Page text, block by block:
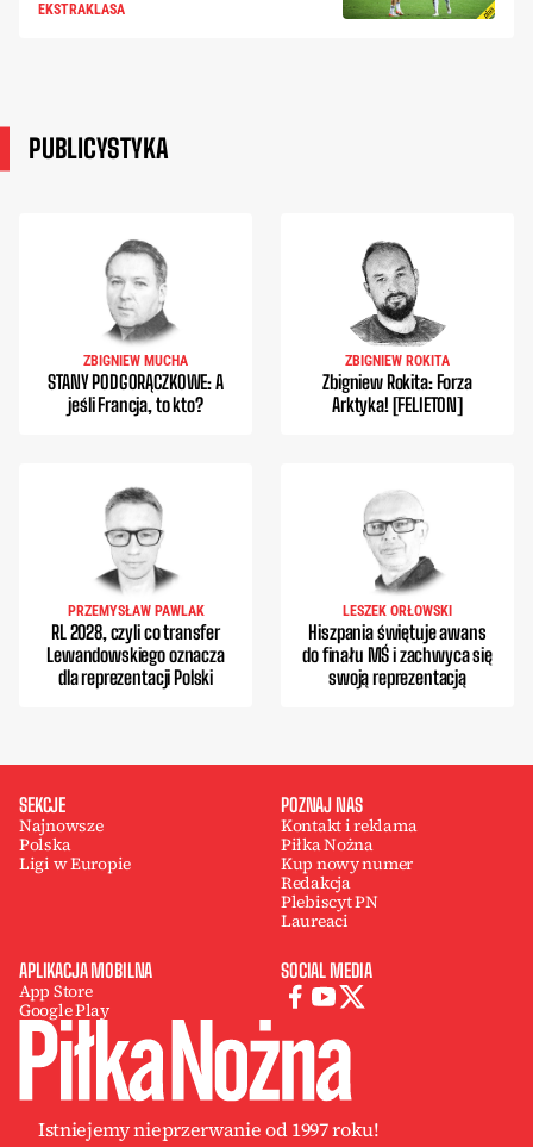
EKSTRAKLASA
PUBLICYSTYKA
ZBIGNIEW MUCHA
STANY PODGORĄCZKOWE: A
jeśli Francja, to kto?
ZBIGNIEW ROKITA
Zbigniew Rokita: Forza
Arktyka! [FELIETON]
PRZEMYSŁAW PAWLAK
RL 2028, czyli co transfer
Lewandowskiego oznacza
dla reprezentacji Polski
LESZEK ORŁOWSKI
Hiszpania świętuje awans
do finału MŚ i zachwyca się
swoją reprezentacją
SEKCJE
Najnowsze
Polska
Ligi w Europie
POZNAJ NAS
Kontakt i reklama
Piłka Nożna
Kup nowy numer
Redakcja
Plebiscyt PN
Laureaci
APLIKACJA MOBILNA
App Store
Google Play
SOCIAL MEDIA
Istniejemy nieprzerwanie od 1997 roku!